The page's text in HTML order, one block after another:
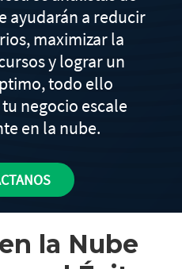
ayudarán a reducir
maximizar la
y lograr un
todo ello
negocio escale
en la nube.
la Nube